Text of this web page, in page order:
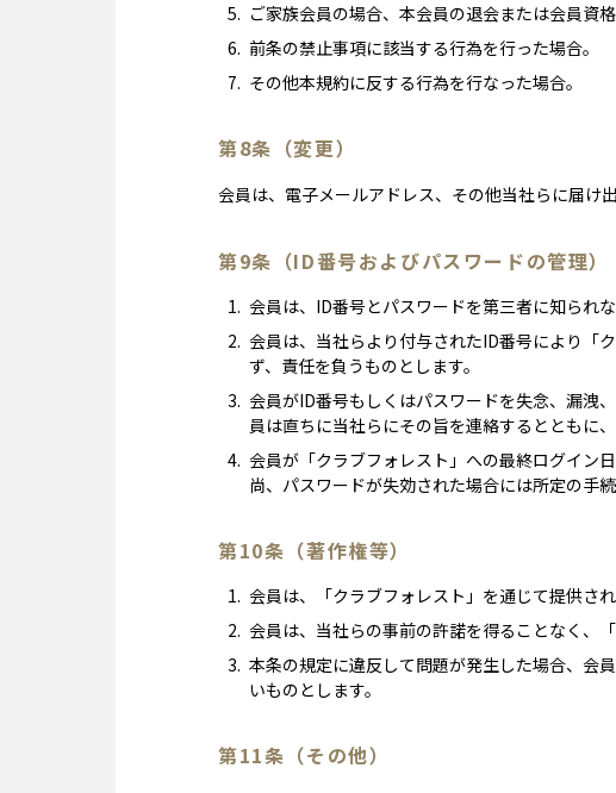
ご家族会員の場合、本会員の退会または会員資
前条の禁止事項に該当する行為を行った場合。
その他本規約に反する行為を行なった場合。
第8条（変更）
会員は、電子メールアドレス、その他当社らに届け
第9条（ID番号およびパスワードの管理）
会員は、ID番号とパスワードを第三者に知られ
会員は、当社らより付与されたID番号により「
ず、責任を負うものとします。
会員がID番号もしくはパスワードを失念、漏洩
員は直ちに当社らにその旨を連絡するとともに
会員が「クラブフォレスト」への最終ログイン
尚、パスワードが失効された場合には所定の手
第10条（著作権等）
会員は、「クラブフォレスト」を通じて提供さ
会員は、当社らの事前の許諾を得ることなく、
本条の規定に違反して問題が発生した場合、会
いものとします。
第11条（その他）